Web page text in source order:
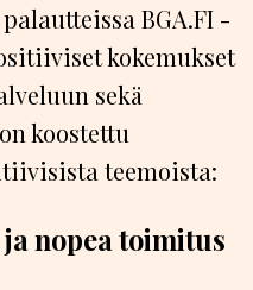
BGA.FI -
kokemukset
sekä
koostettu
teemoista:
nopea toimitus